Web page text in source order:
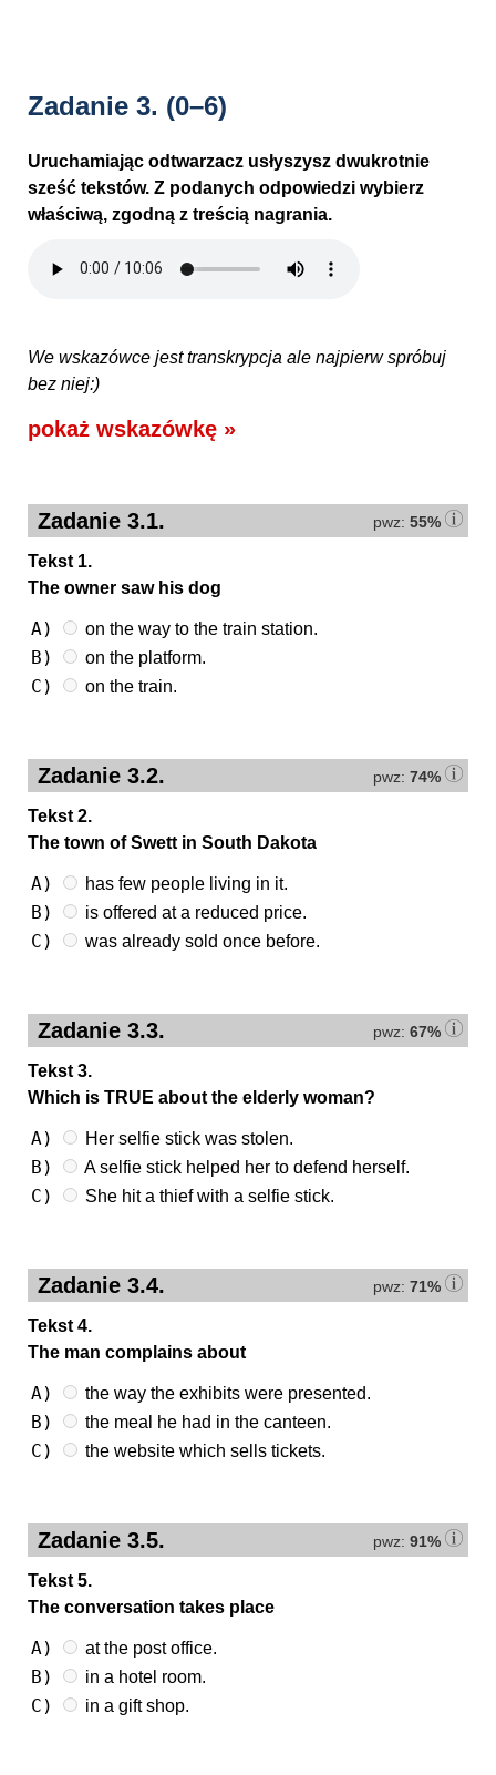
Zadanie 3. (0–6)
Uruchamiając odtwarzacz usłyszysz dwukrotnie
sześć tekstów. Z podanych odpowiedzi wybierz
właściwą, zgodną z treścią nagrania.
We wskazówce jest transkrypcja ale najpierw spróbuj
bez niej:)
pokaż wskazówkę »
pwz: 55%
Zadanie 3.1.
Tekst 1.
The owner saw his dog
A) on the way to the train station.
B) on the platform.
C) on the train.
pwz: 74%
Zadanie 3.2.
Tekst 2.
The town of Swett in South Dakota
A) has few people living in it.
B) is offered at a reduced price.
C) was already sold once before.
pwz: 67%
Zadanie 3.3.
Tekst 3.
Which is TRUE about the elderly woman?
A) Her selfie stick was stolen.
B) A selfie stick helped her to defend herself.
C) She hit a thief with a selfie stick.
pwz: 71%
Zadanie 3.4.
Tekst 4.
The man complains about
A) the way the exhibits were presented.
B) the meal he had in the canteen.
C) the website which sells tickets.
pwz: 91%
Zadanie 3.5.
Tekst 5.
The conversation takes place
A) at the post office.
B) in a hotel room.
C) in a gift shop.